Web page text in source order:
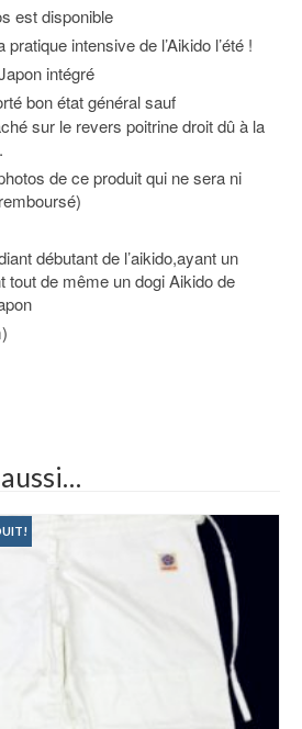
est disponible
intensive de l’Aikido l’été !
intégré
bon état général sauf
sur le revers poitrine droit dû à la
de ce produit qui ne sera ni
débutant de l’aikido,ayant un
tout de même un dogi Aikido de